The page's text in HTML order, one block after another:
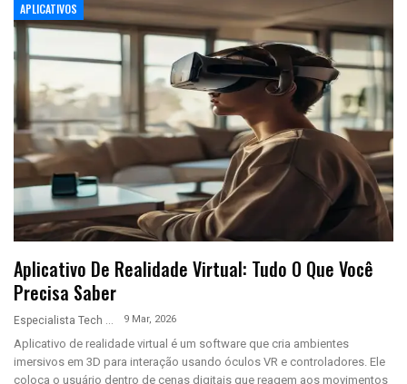
APLICATIVOS
Aplicativo De Realidade Virtual: Tudo O Que Você
Precisa Saber
9 Mar, 2026
Aplicativo de realidade virtual é um software que cria ambientes
imersivos em 3D para interação usando óculos VR e controladores. Ele
coloca o usuário dentro de cenas digitais que reagem aos movimentos